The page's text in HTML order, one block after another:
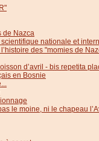
de Nazca
nationale et
des "momies de
d’avril - bis repetita
en Bosnie
le moine, ni le chapeau